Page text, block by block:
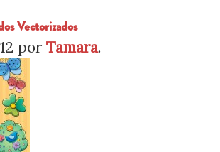
Vectorizados
por Tamara.